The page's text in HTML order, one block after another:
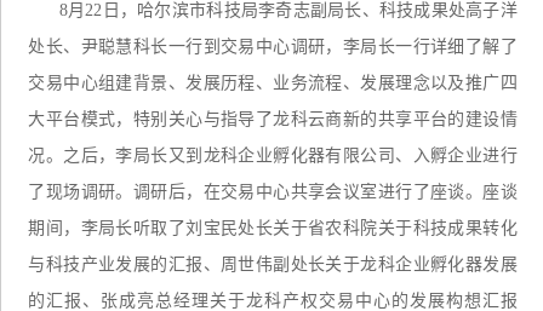
8月22日，哈尔滨市科技局李奇志副局长、科技成果处高子洋
处长、尹聪慧科长一行到交易中心调研，李局长一行详细了解了
交易中心组建背景、发展历程、业务流程、发展理念以及推广四
大平台模式，特别关心与指导了龙科云商新的共享平台的建设情
况。之后，李局长又到龙科企业孵化器有限公司、入孵企业进行
了现场调研。调研后，在交易中心共享会议室进行了座谈。座谈
期间，李局长听取了刘宝民处长关于省农科院关于科技成果转化
与科技产业发展的汇报、周世伟副处长关于龙科企业孵化器发展
的汇报、张成亮总经理关于龙科产权交易中心的发展构想汇报